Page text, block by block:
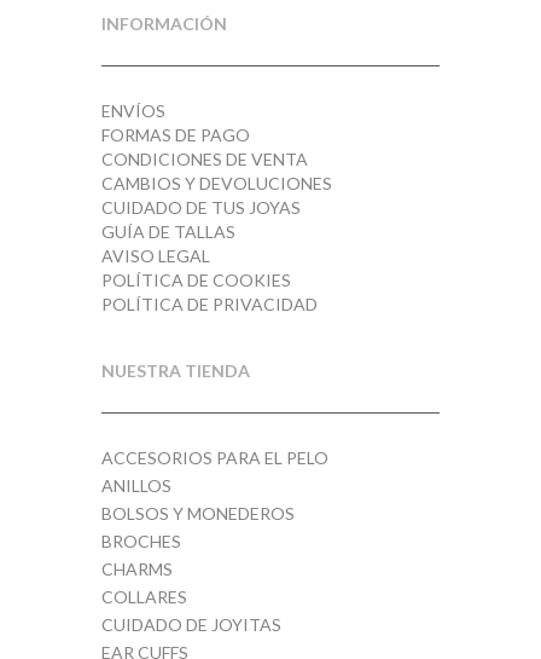
INFORMACIÓN
ENVÍOS
FORMAS DE PAGO
CONDICIONES DE VENTA
CAMBIOS Y DEVOLUCIONES
CUIDADO DE TUS JOYAS
GUÍA DE TALLAS
AVISO LEGAL
POLÍTICA DE COOKIES
POLÍTICA DE PRIVACIDAD
NUESTRA TIENDA
ACCESORIOS PARA EL PELO
ANILLOS
BOLSOS Y MONEDEROS
BROCHES
CHARMS
COLLARES
CUIDADO DE JOYITAS
EAR CUFFS